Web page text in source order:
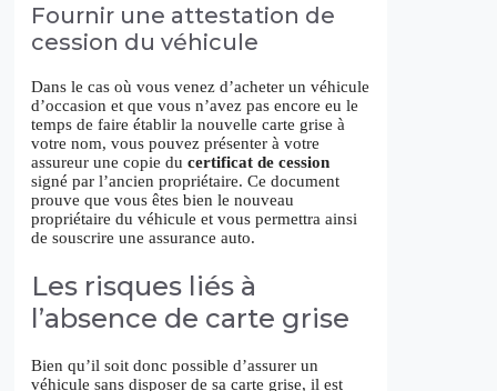
Fournir une attestation de
cession du véhicule
Dans le cas où vous venez d’acheter un véhicule
d’occasion et que vous n’avez pas encore eu le
temps de faire établir la nouvelle carte grise à
votre nom, vous pouvez présenter à votre
assureur une copie du certificat de cession
signé par l’ancien propriétaire. Ce document
prouve que vous êtes bien le nouveau
propriétaire du véhicule et vous permettra ainsi
de souscrire une assurance auto.
Les risques liés à
l’absence de carte grise
Bien qu’il soit donc possible d’assurer un
véhicule sans disposer de sa carte grise, il est